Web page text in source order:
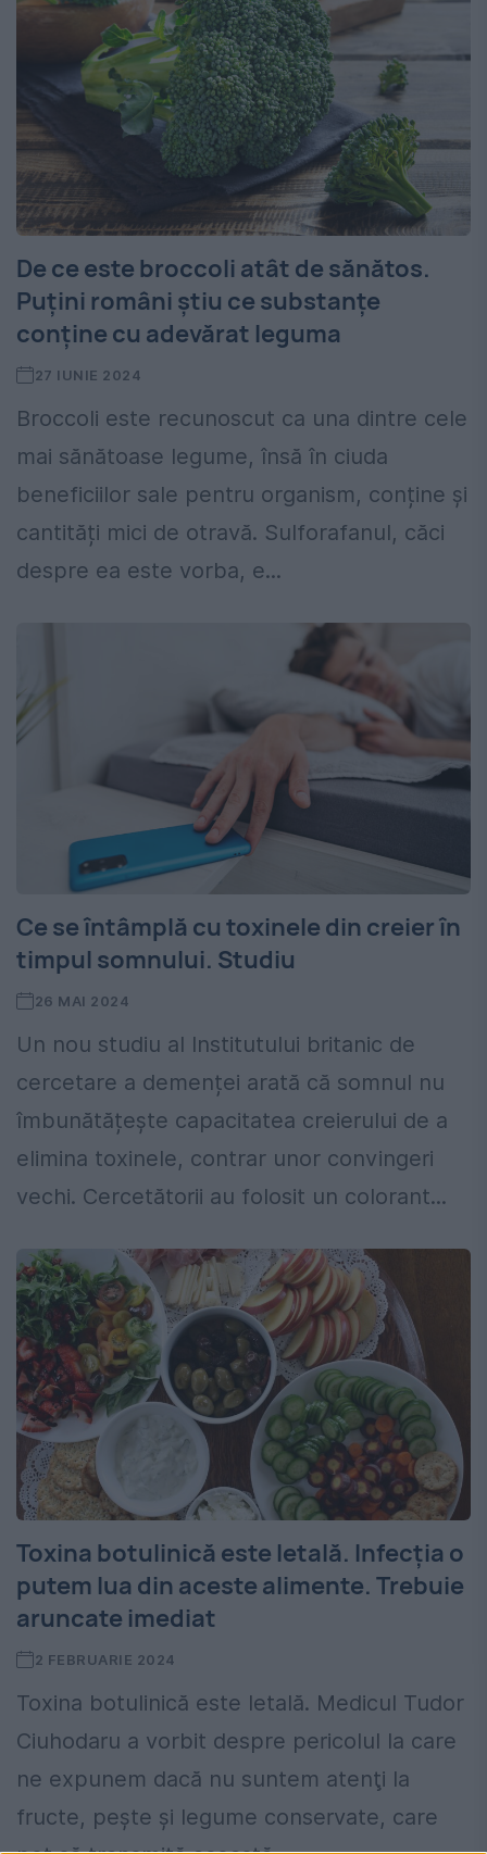
De ce este broccoli atât de sănătos.
Puțini români știu ce substanțe
conține cu adevărat leguma
27 IUNIE 2024
Broccoli este recunoscut ca una dintre cele
mai sănătoase legume, însă în ciuda
beneficiilor sale pentru organism, conține și
cantități mici de otravă. Sulforafanul, căci
despre ea este vorba, e...
Ce se întâmplă cu toxinele din creier în
timpul somnului. Studiu
26 MAI 2024
Un nou studiu al Institutului britanic de
cercetare a demenței arată că somnul nu
îmbunătățește capacitatea creierului de a
elimina toxinele, contrar unor convingeri
vechi. Cercetătorii au folosit un colorant...
Toxina botulinică este letală. Infecţia o
putem lua din aceste alimente. Trebuie
aruncate imediat
2 FEBRUARIE 2024
Toxina botulinică este letală. Medicul Tudor
Ciuhodaru a vorbit despre pericolul la care
ne expunem dacă nu suntem atenţi la
fructe, peşte şi legume conservate, care